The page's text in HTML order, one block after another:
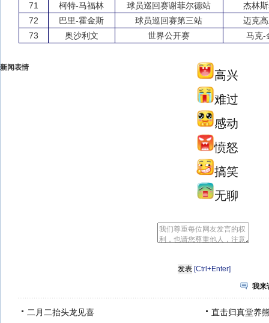
71
柯特-马福林 球员巡回赛谢菲尔德站
杰林
72
巴里-霍金斯 球员巡回赛第三站
迈克
73
奥沙利文 世界公开赛 马克-
新闻表情
高兴
难过
感动
愤怒
搞笑
无聊
[Ctrl+Enter]
我来
二月二抬头龙见喜 直击归真堂养